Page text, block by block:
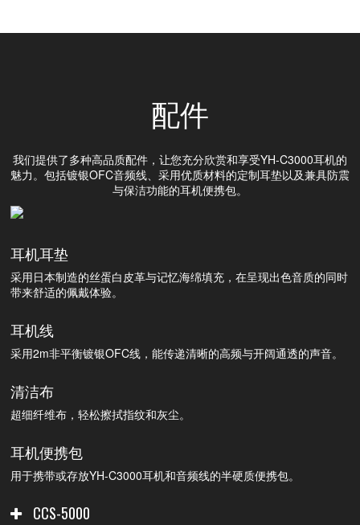
配件
我们提供了多种高品质配件，让您充分欣赏和享受YH-C3000耳机的
魅力。包括镀银OFC音频线、采用优质材料的定制耳垫以及兼具防震
与保洁功能的耳机便携包。
耳机耳垫
采用日本制造的丝蛋白皮革与记忆海绵填充，在呈现出色音质的同时
带来舒适的佩戴体验。
耳机线
采用2m非平衡镀银OFC线，能传递清晰的高频与开阔通透的声音。
清洁布
超细纤维布，轻松擦拭指纹和灰尘。
耳机便携包
用于携带或存放YH-C3000耳机和音频线的半硬质便携包。
CCS-5000